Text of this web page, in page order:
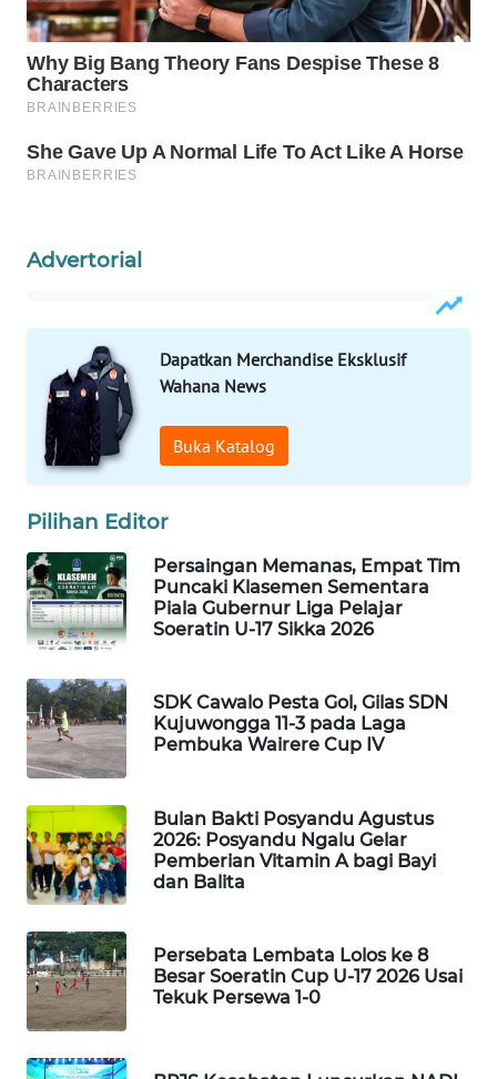
Advertorial
Dapatkan Merchandise Eksklusif
Wahana News
Buka Katalog
Pilihan Editor
Persaingan Memanas, Empat Tim
Puncaki Klasemen Sementara
Piala Gubernur Liga Pelajar
Soeratin U-17 Sikka 2026
SDK Cawalo Pesta Gol, Gilas SDN
Kujuwongga 11-3 pada Laga
Pembuka Wairere Cup IV
Bulan Bakti Posyandu Agustus
2026: Posyandu Ngalu Gelar
Pemberian Vitamin A bagi Bayi
dan Balita
Persebata Lembata Lolos ke 8
Besar Soeratin Cup U-17 2026 Usai
Tekuk Persewa 1-0
ADVOKAT
WAHANA
INFRASTRUKTUR
WAHANA
KONSUMEN
LISTRIK
WAHANA
TV
WAHANANEWS
WAHANANEWS
CO ID
WAHANANEWS
WAHANA
SPORT
WAHANA
UMKM
WAHANA
WAHANA
PERSONA
WAHANA